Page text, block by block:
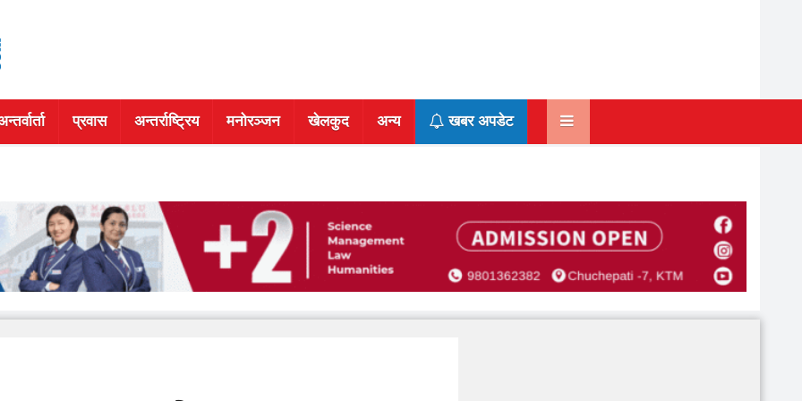
प्रवास अन्तर्राष्ट्रिय मनोरञ्जन खेलकुद अन्य खबर अपडेट